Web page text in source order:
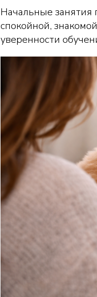
Начальные занятия
спокойной,
уверенности